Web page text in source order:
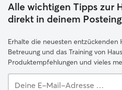
Alle wichtigen Tipps zur
direkt in deinem
Erhalte die neuesten entzückenden
Betreuung und das Training von
Produktempfehlungen und vieles